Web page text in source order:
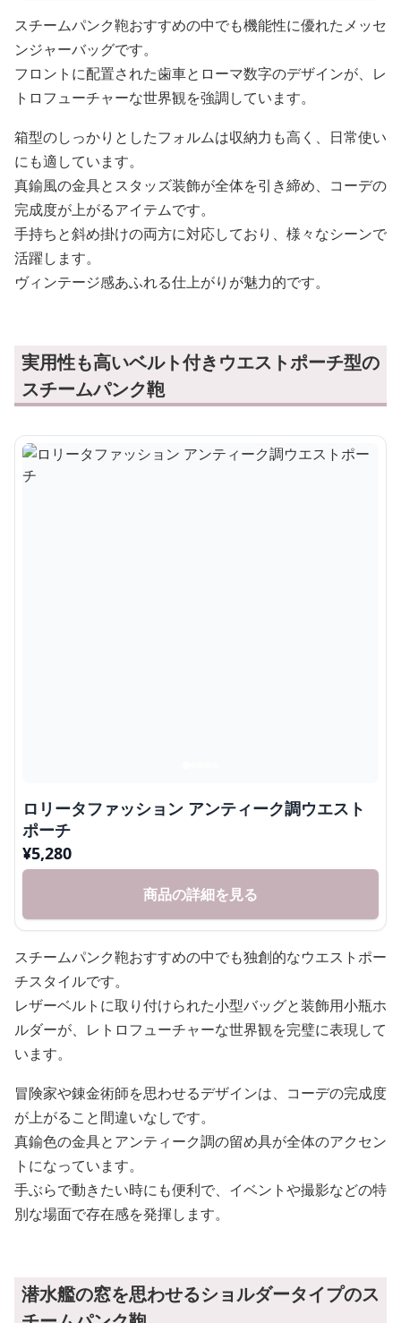
スチームパンク鞄おすすめの中でも機能性に優れたメッセ
ンジャーバッグです。
フロントに配置された歯車とローマ数字のデザインが、レ
トロフューチャーな世界観を強調しています。
箱型のしっかりとしたフォルムは収納力も高く、日常使い
にも適しています。
真鍮風の金具とスタッズ装飾が全体を引き締め、コーデの
完成度が上がるアイテムです。
手持ちと斜め掛けの両方に対応しており、様々なシーンで
活躍します。
ヴィンテージ感あふれる仕上がりが魅力的です。
実用性も高いベルト付きウエストポーチ型の
スチームパンク鞄
ロリータファッション アンティーク調ウエスト
ポーチ
¥5,280
商品の詳細を見る
スチームパンク鞄おすすめの中でも独創的なウエストポー
チスタイルです。
レザーベルトに取り付けられた小型バッグと装飾用小瓶ホ
ルダーが、レトロフューチャーな世界観を完璧に表現して
います。
冒険家や錬金術師を思わせるデザインは、コーデの完成度
が上がること間違いなしです。
真鍮色の金具とアンティーク調の留め具が全体のアクセン
トになっています。
手ぶらで動きたい時にも便利で、イベントや撮影などの特
別な場面で存在感を発揮します。
潜水艦の窓を思わせるショルダータイプのス